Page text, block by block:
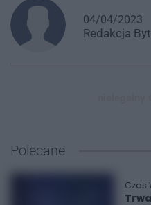
04/04/2023
Redakcja
Polecane
Czas